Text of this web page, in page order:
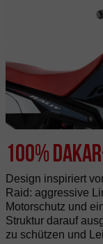
100%
Design inspiriert
Raid: aggressive
Motorschutz und
Struktur darauf
zu schützen und